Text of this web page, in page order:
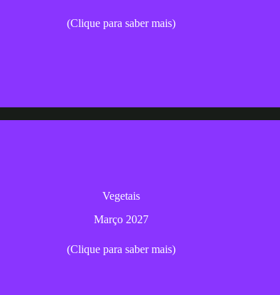
(Clique para saber mais)
Vegetais
Março 2027
(Clique para saber mais)
Surpreenda-se com formas criativas de preparar legumes